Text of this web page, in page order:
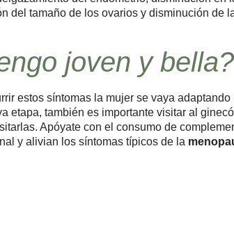
del tamaño de los ovarios y disminución de
joven y bella?
estos síntomas la mujer se vaya
etapa, también es importante visitar al
Apóyate con el consumo de
y alivian los síntomas típicos de la